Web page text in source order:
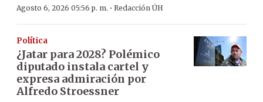
Agosto 6, 2026 05:56 p. m. · Redacción ÚH
Política
¿Jatar para 2028? Polémico
diputado instala cartel y
expresa admiración por
Alfredo Stroessner